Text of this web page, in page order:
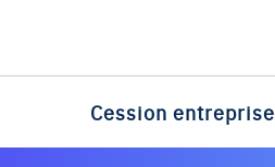
Cession entreprise